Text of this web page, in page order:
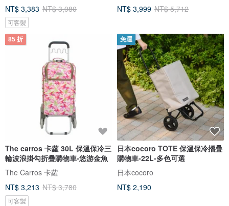
NT$ 3,383 NT$ 3,980
可客製
NT$ 3,999 NT$ 5,712
85 折
The carros 卡蘿 30L 保溫保冷三
輪波浪掛勾折疊購物車-悠游金魚
The Carros 卡蘿
NT$ 3,213 NT$ 3,780
可客製
免運
日本cocoro TOTE 保溫保冷摺疊
購物車-22L-多色可選
日本cocoro
NT$ 2,190